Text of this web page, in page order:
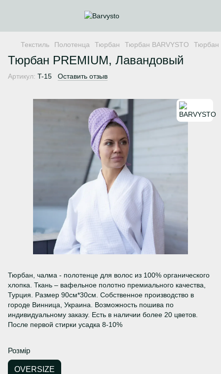
Текстиль Полотенца Тюрбан Тюрбан BARVYSTO Тюрбан
Тюрбан PREMIUM, Лавандовый
Артикул: T-15 Оставить отзыв
Тюрбан, чалма - полотенце для волос из 100% органического
хлопка. Ткань – вафельное полотно премиального качества,
Турция. Размер 90см*30см. Собственное производство в
городе Винница, Украина. Возможность пошива по
индивидуальному заказу. Есть в наличии более 20 цветов.
После первой стирки усадка 8-10%
Розмір
OVERSIZE